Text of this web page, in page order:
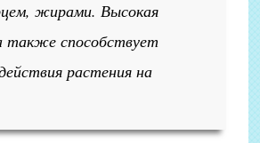
жирами. Высокая
также способствует
растения на